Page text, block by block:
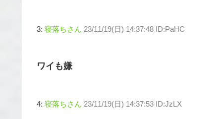
3: 寝落ちさん 23/11/19(日) 14:37:48 ID:PaHC
ワイも嫌
4: 寝落ちさん 23/11/19(日) 14:37:53 ID:JzLX